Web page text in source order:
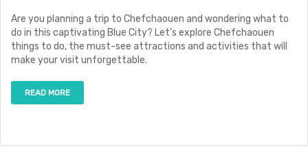
Are you planning a trip to Chefchaouen and wondering what to
do in this captivating Blue City? Let’s explore Chefchaouen
things to do, the must-see attractions and activities that will
make your visit unforgettable.
READ MORE